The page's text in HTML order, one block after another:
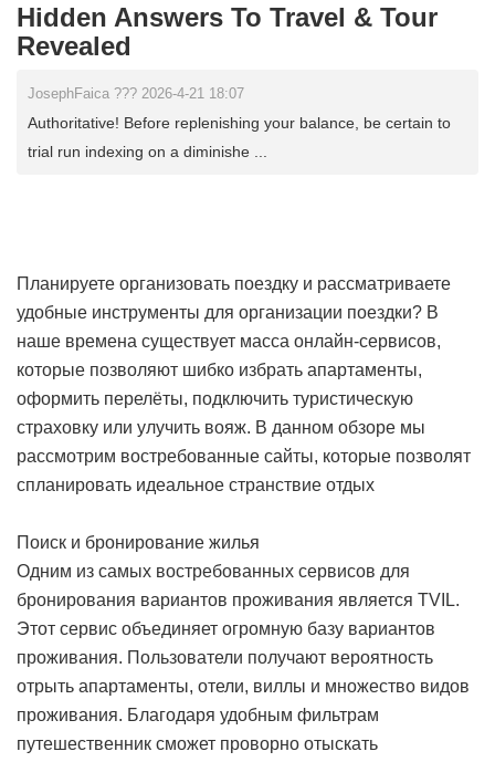
Hidden Answers To Travel & Tour
Revealed
JosephFaica ??? 2026-4-21 18:07
Authoritative! Before replenishing your balance, be certain to
trial run indexing on a diminishe ...
Планируете организовать поездку и рассматриваете
удобные инструменты для организации поездки? В
наше времена существует масса онлайн-сервисов,
которые позволяют шибко избрать апартаменты,
оформить перелёты, подключить туристическую
страховку или улучить вояж. В данном обзоре мы
рассмотрим востребованные сайты, которые позволят
спланировать идеальное странствие отдых
Поиск и бронирование жилья
Одним из самых востребованных сервисов для
бронирования вариантов проживания является TVIL.
Этот сервис объединяет огромную базу вариантов
проживания. Пользователи получают вероятность
отрыть апартаменты, отели, виллы и множество видов
проживания. Благодаря удобным фильтрам
путешественник сможет проворно отыскать